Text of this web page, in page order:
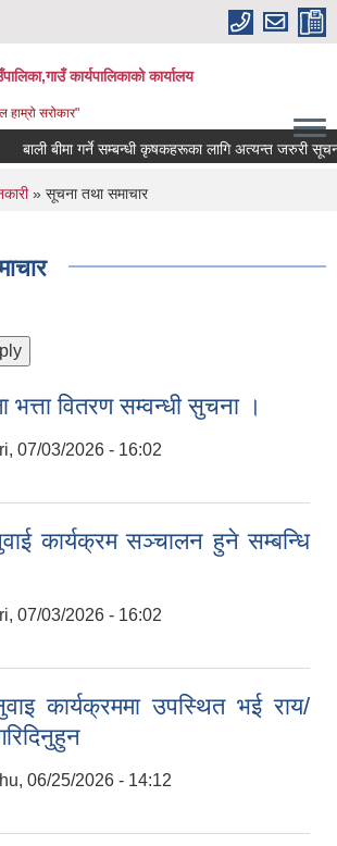
कार्यपालिकाको कार्यालय
हाम्रो सरोकार"
बाली बीमा गर्ने सम्बन्धी कृषकहरूका लागि अत्यन्त जरुरी
» सूचना तथा समाचार
भत्ता वितरण सम्वन्धी सुचना ।
07/03/2026 - 16:02
कार्यक्रम सञ्चालन हुने सम्बन्धि
07/03/2026 - 16:02
कार्यक्रममा उपस्थित भई राय/
06/25/2026 - 14:12